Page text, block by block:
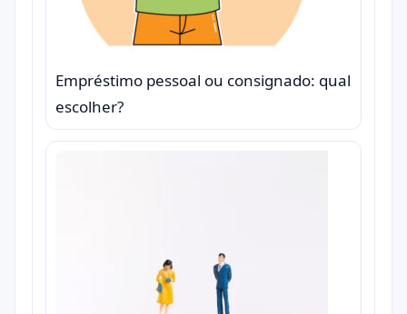
Empréstimo pessoal ou consignado: qual
escolher?